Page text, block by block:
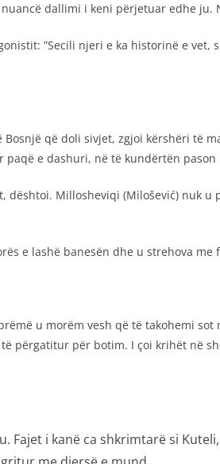
dallimi i keni përjetuar edhe
”Secili njeri e ka historinë e
që doli sivjet, zgjoi kërshëri të
paqë e dashuri, në të kundërtën
Millosheviqi (Milošević) nuk
e lashë banesën dhe u strehova
u morëm vesh që të takohemi
përgatitur për botim. I çoi krihët në
Fajet i kanë ca shkrimtarë si